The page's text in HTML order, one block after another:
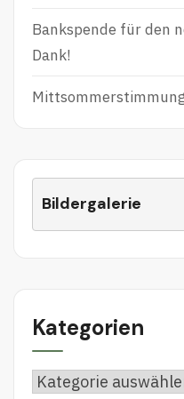
Bankspende für den
Dank!
Bildergalerie
Kategorien